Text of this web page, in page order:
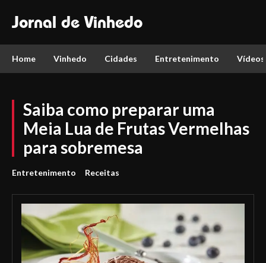
Jornal de Vinhedo
Home Vinhedo Cidades Entretenimento Vídeos
Saiba como preparar uma
Meia Lua de Frutas Vermelhas
para sobremesa
Entretenimento Receitas